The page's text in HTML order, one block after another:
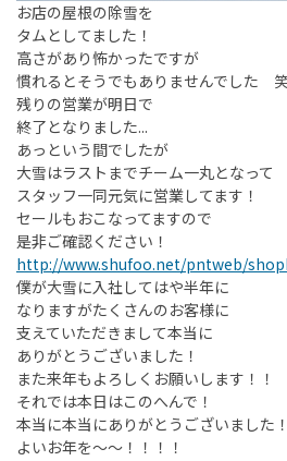
お店の屋根の除雪を
タムとしてました！
高さがあり怖かったですが
慣れるとそうでもありませんでした
残りの営業が明日で
終了となりました...
あっという間でしたが
大雪はラストまでチーム一丸となって
スタッフ一同元気に営業してます！
セールもおこなってますので
是非ご確認ください！
http://www.shufoo.net/pntweb/
僕が大雪に入社してはや半年に
なりますがたくさんのお客様に
支えていただきまして本当に
ありがとうございました！
また来年もよろしくお願いします！！
それでは本日はこのへんで！
本当に本当にありがとうございました！
よいお年を～～！！！！